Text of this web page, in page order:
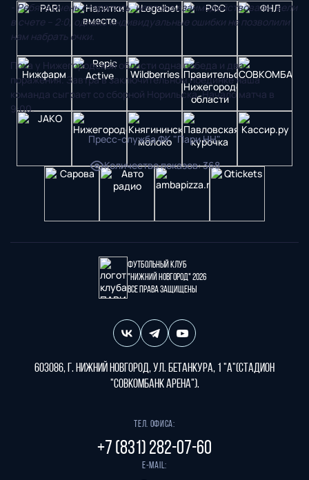
- Ребята очень старались, неплохо взаимодействовали, вели
в счете – 2:0, однако индивидуальные ошибки не позволили
нам набрать очки.
Пока у Нижегородской области одна победа и два
поражения. Завтра в заключительном поединке наша
команда сыграет со сборной Норильска. Начало матча в
9:00.
Пресс-служба ФК "Пари НН"
Количество показов:368
Футбольный клуб
"Нижний Новгород" 2026
Все права защищены
603086, г. Нижний Новгород, ул. Бетанкура, 1 "А"(стадион
"СОВКОМБАНК АРЕНА").
Тел. офиса:
+7 (831) 282-07-60
E-mail: